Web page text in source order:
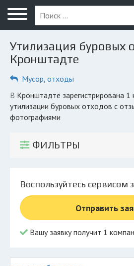
Меню
Главная
Вопрос юристу
Компании
КОМПАНИЯМ
© 2026 Все права защищены
Утилизация буровых
Кронштадте
Мусор, отходы
в Кронштадте зарегистрирована 1 компания по
утилизации буровых отходов с
фотографиями
ФИЛЬТРЫ
Воспользуйтесь сервисом
Отправить
Вашу заявку получит 1